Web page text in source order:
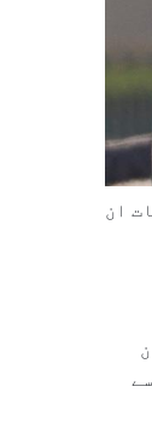
ان